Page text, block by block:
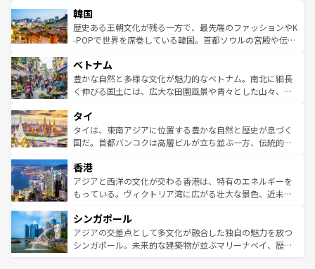
はコンテンツ一覧
いる。アクティビティも充実しており、サーフィンやダイ
ビング、ハイキングなど、アウトドア好きにはたまらな
い。オーストラリアの多彩な魅力を存分に味わいつくそ
参照してほしい。
ン）、静ひつな山岳地帯である台湾東部など、都市の喧騒
と山間の静けさが共存しており、訪れる人に新しい発見と
驚きをもたらしてくれる。また、奥深い台湾の食文化も魅
容にもいいと評判のスイーツなど、バラエティ豊かな料理
が味わえる。 なお、新着の台湾情報は コンテンツ一覧を参
照してほしい。
韓国
歴史ある王朝文化が残る一方で、最先端のファッションやK
-POPで世界を席巻している韓国。首都ソウルの宮殿や伝統
き、地方に足を延ばせば四季折々の自然美を楽しむことが
できる。そして、キムチや焼肉、絶品のストリートフード
まで、さまざまな韓国料理が待っている。夜には、韓国な
リティに包まれながら、韓国の多彩な魅力を心ゆくまで味
わってみてほしい。 なお、新着の韓国情報はコンテンツ一
覧を参照してほしい。
ベトナム
豊かな自然と多様な文化が魅力的なベトナム。南北に細長
く伸びる国土には、広大な田園風景や青々とした山々、世
急速な発展と共に伝統が息づく。ハノイの古い町並みやホ
ーチミン市のフランス統治時代の建物も、独特の雰囲気を
醸し出している。また、バラエティの豊かさとおいしさで
とつ。フォーやバインミー、ベトナムコーヒーなどは、ぜ
ひ現地で味わいたい。どの地域を訪れてもあたたかい人々
が旅行者を迎えてくれるので、きっと忘れられない旅にな
参照してほしい。
タイ
タイは、東南アジアに位置する豊かな自然と歴史が息づく
国だ。首都バンコクは高層ビルが立ち並ぶ一方、伝統的な
の活気が交差している。北部ではチェンマイなどの山岳地
帯で自然と触れ合い、南部ではプーケットやクラビの美し
いビーチでリゾート気分を楽しむことができる。タイ料理
激する。気候は一年中温暖で、どの季節にも異なる楽しみ
が待っている。親しみやすいタイの人々、仏教を中心とし
た文化、そして多様な観光資源が、訪れる旅人を魅了し続
香港
アジアと西洋の文化が交わる香港は、特有のエネルギーを
もっている。ヴィクトリア湾に広がる壮大な景色、近未来
み、どこを訪れても感動するはず。観光スポットが密集し
ており、効率よく見どころを回れるのも魅力。息をのむよ
うな絶景から文化的な体験まで、香港を存分に楽しみ尽く
シンガポール
アジアの交差点として多文化が融合した独自の魅力を放つ
シンガポール。未来的な建築物が並ぶマリーナベイ、歴史